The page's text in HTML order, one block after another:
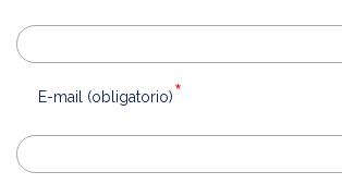
E-mail (obligatorio)*